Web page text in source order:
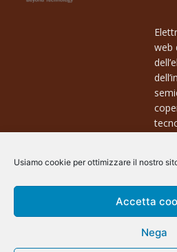
Usiamo cookie per ottimizzare il nostro
Accetta
Nega
web